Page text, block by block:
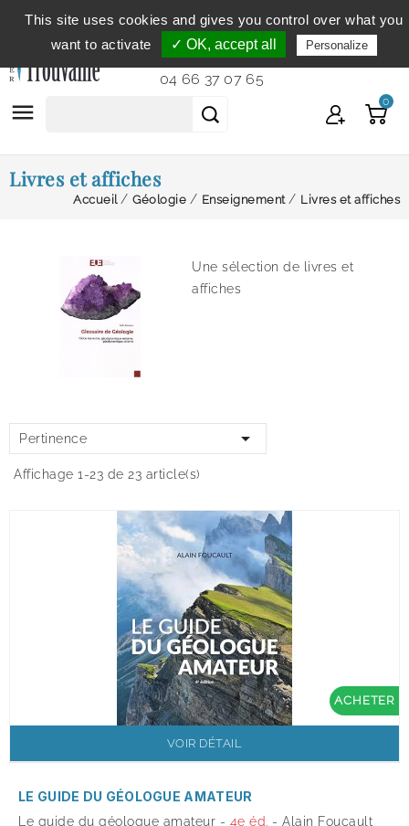
Service clientèle
du lundi au vendredi de 9h à 12h et
de 14h à 18h...
04 66 37 07 65
 0
Livres et affiches
Accueil Géologie Enseignement Livres et affiches
Une sélection de livres et
affiches
Pertinence 
Affichage 1-23 de 23 article(s)
ACHETER
VOIR DÉTAIL
LE GUIDE DU GÉOLOGUE AMATEUR
Le guide du géologue amateur - 4e éd. - Alain Foucault
This site uses cookies and gives you control over what you
want to activate
✓ OK, accept all Personalize